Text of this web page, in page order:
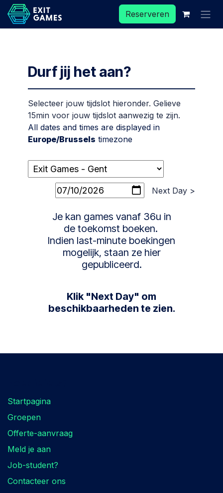
Overslaan naar inhoud
Reserveren
Durf jij het aan?
Selecteer jouw tijdslot hieronder. Gelieve
15min voor jouw tijdslot aanwezig te zijn.
All dates and times are displayed in
Europe/Brussels timezone
Next Day >
Je kan games vanaf 36u in
de toekomst boeken.
Indien last-minute boekingen
mogelijk, staan ze hier
gepubliceerd.
Klik "Next Day" om
beschikbaarheden te zien.
Startpagina
Groepen
Offerte-aanvraag
Meld je aan
Job-student?
Contacteer ons